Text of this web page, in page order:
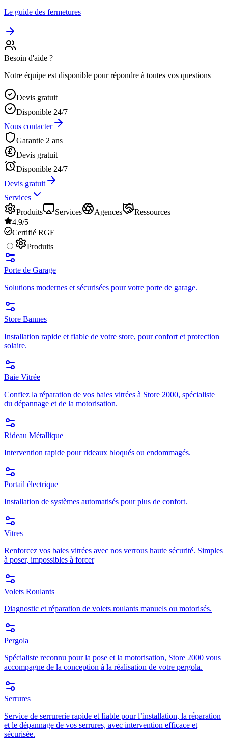
Le guide des fermetures
Besoin d'aide ?
Notre équipe est disponible pour répondre à toutes vos questions
Devis gratuit
Disponible 24/7
Nous contacter
Garantie 2 ans
Devis gratuit
Disponible 24/7
Devis gratuit
Services
Produits
Services Agences
Ressources
4.9/5
Certifié RGE
Produits
Porte de Garage
Solutions modernes et sécurisées pour votre porte de garage.
Store Bannes
Installation rapide et fiable de votre store, pour confort et protection
solaire.
Baie Vitrée
Confiez la réparation de vos baies vitrées à Store 2000, spécialiste
du dépannage et de la motorisation.
Rideau Métallique
Intervention rapide pour rideaux bloqués ou endommagés.
Portail électrique
Installation de systèmes automatisés pour plus de confort.
Vitres
Renforcez vos baies vitrées avec nos verrous haute sécurité. Simples
à poser, impossibles à forcer
Volets Roulants
Diagnostic et réparation de volets roulants manuels ou motorisés.
Pergola
Spécialiste reconnu pour la pose et la motorisation, Store 2000 vous
accompagne de la conception à la réalisation de votre pergola.
Serrures
Service de serrurerie rapide et fiable pour l’installation, la réparation
et le dépannage de vos serrures, avec intervention efficace et
sécurisée.